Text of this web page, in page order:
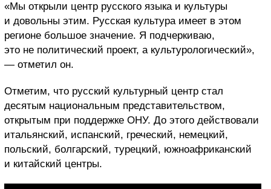
«Мы открыли центр русского языка и культуры
и довольны этим. Русская культура имеет в этом
регионе большое значение. Я подчеркиваю,
это не политический проект, а культурологический»,
— отметил он.
Отметим, что русский культурный центр стал
десятым национальным представительством,
открытым при поддержке ОНУ. До этого действовали
итальянский, испанский, греческий, немецкий,
польский, болгарский, турецкий, южноафриканский
и китайский центры.